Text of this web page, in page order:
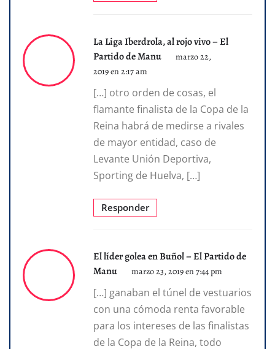
La Liga Iberdrola, al rojo vivo – El
Partido de Manu
marzo 22,
2019 en 2:17 am
[…] otro orden de cosas, el
flamante finalista de la Copa de la
Reina habrá de medirse a rivales
de mayor entidad, caso de
Levante Unión Deportiva,
Sporting de Huelva, […]
Responder
El líder golea en Buñol – El Partido de
Manu
marzo 23, 2019 en 7:44 pm
[…] ganaban el túnel de vestuarios
con una cómoda renta favorable
para los intereses de las finalistas
de la Copa de la Reina, todo